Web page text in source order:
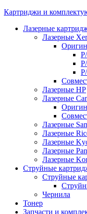
Картриджи и
Лазерные
Лазерные
Лазерные HP
Лазерные
Лазерные
Лазерные
Лазерные
Лазерные
Лазерные
Струйные
Струйные
Чернила
Тонер
Запчасти и